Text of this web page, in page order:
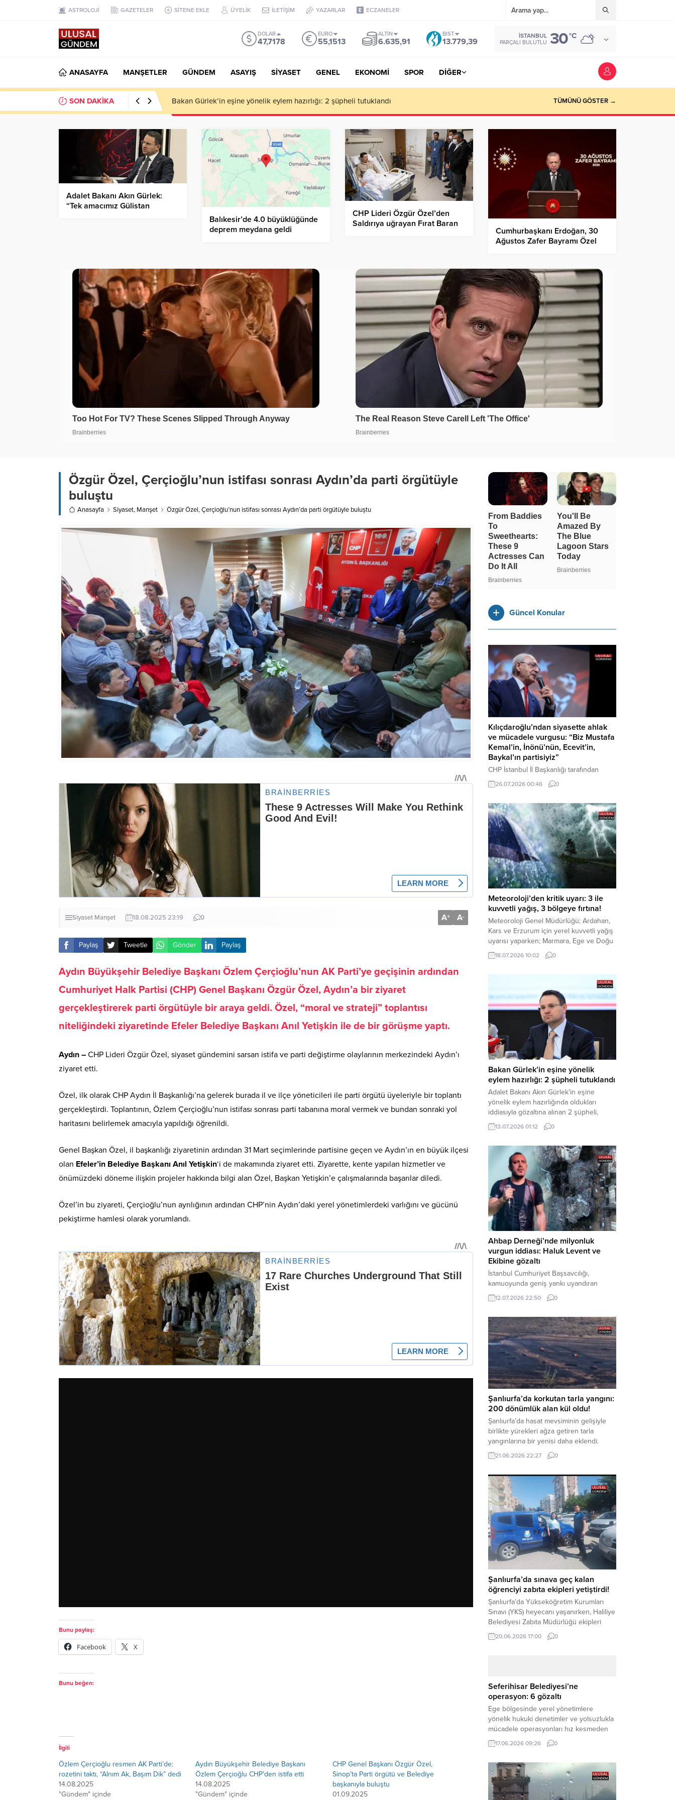
ASTROLOJİ GAZETELER SİTENE EKLE ÜYELİK İLETİŞİM YAZARLAR ECZANELER
DOLAR
47,7178
EURO
55,1513
ALTIN
6.635,91
BIST
13.779,39
İSTANBUL
PARÇALI BULUTLU 30°C
ANASAYFA MANŞETLER GÜNDEM ASAYIŞ SİYASET GENEL EKONOMİ SPOR DİĞER
SON DAKİKA Ahbap Derneği’nde milyonluk vurgun iddiası: Haluk Levent ve Ekibine gözaltı TÜMÜNÜ GÖSTER →
Adalet Bakanı Akın Gürlek:
“Tek amacımız Gülistan
Balıkesir’de 4.0 büyüklüğünde
deprem meydana geldi
CHP Lideri Özgür Özel’den
Saldırıya uğrayan Fırat Baran
Cumhurbaşkanı Erdoğan, 30
Ağustos Zafer Bayramı Özel
Özgür Özel, Çerçioğlu’nun istifası sonrası Aydın’da parti örgütüyle
buluştu
Anasayfa Siyaset, Manşet Özgür Özel, Çerçioğlu’nun istifası sonrası Aydın’da parti örgütüyle buluştu
Siyaset Manşet 18.08.2025 23:19 0 A+ A-
Paylaş Tweetle Gönder Paylaş
Aydın Büyükşehir Belediye Başkanı Özlem Çerçioğlu’nun AK Parti’ye geçişinin ardından
Cumhuriyet Halk Partisi (CHP) Genel Başkanı Özgür Özel, Aydın’a bir ziyaret
gerçekleştirerek parti örgütüyle bir araya geldi. Özel, “moral ve strateji” toplantısı
niteliğindeki ziyaretinde Efeler Belediye Başkanı Anıl Yetişkin ile de bir görüşme yaptı.
Aydın – CHP Lideri Özgür Özel, siyaset gündemini sarsan istifa ve parti değiştirme olaylarının merkezindeki Aydın’ı
ziyaret etti.
Özel, ilk olarak CHP Aydın İl Başkanlığı’na gelerek burada il ve ilçe yöneticileri ile parti örgütü üyeleriyle bir toplantı
gerçekleştirdi. Toplantının, Özlem Çerçioğlu’nun istifası sonrası parti tabanına moral vermek ve bundan sonraki yol
haritasını belirlemek amacıyla yapıldığı öğrenildi.
Genel Başkan Özel, il başkanlığı ziyaretinin ardından 31 Mart seçimlerinde partisine geçen ve Aydın’ın en büyük ilçesi
olan Efeler’in Belediye Başkanı Anıl Yetişkin‘i de makamında ziyaret etti. Ziyarette, kente yapılan hizmetler ve
önümüzdeki döneme ilişkin projeler hakkında bilgi alan Özel, Başkan Yetişkin’e çalışmalarında başarılar diledi.
Özel’in bu ziyareti, Çerçioğlu’nun ayrılığının ardından CHP’nin Aydın’daki yerel yönetimlerdeki varlığını ve gücünü
pekiştirme hamlesi olarak yorumlandı.
Bunu paylaş:
Facebook X
Bunu beğen:
İlgili
Özlem Çerçioğlu resmen AK Parti’de:
rozetini taktı, “Alnım Ak, Başım Dik” dedi
14.08.2025
"Gündem" içinde
Aydın Büyükşehir Belediye Başkanı
Özlem Çerçioğlu CHP’den istifa etti
14.08.2025
"Gündem" içinde
CHP Genel Başkanı Özgür Özel,
Sinop’ta Parti örgütü ve Belediye
başkanıyla buluştu
01.09.2025
Güncel Konular
Kılıçdaroğlu’ndan siyasette ahlak
ve mücadele vurgusu: “Biz Mustafa
Kemal’in, İnönü’nün, Ecevit’in,
Baykal’ın partisiyiz”
CHP İstanbul İl Başkanlığı tarafından
düzenlenen Üye Katılım Töreni’nde
konuşan Kemal Kılıçdaroğlu; partinin
beşli çetelerle mücadeleden Aile
Destekleri Sigortası’na kadar birçok kritik
konuda sert ve net mesajlar verdi. Haber
Merkezi – CHP Genel Başkanı Kemal
Kılıçdaroğlu, Rauf Denktaş Kültür
Merkezi’nde gerçekleştirilen ve yeni
üyelere rozetlerinin takıldığı...
26.07.2026 00:46 0
Meteoroloji’den kritik uyarı: 3 ile
kuvvetli yağış, 3 bölgeye fırtına!
Meteoroloji Genel Müdürlüğü; Ardahan,
Kars ve Erzurum için yerel kuvvetli yağış
uyarısı yaparken; Marmara, Ege ve Doğu
Anadolu’nun belirli kesimlerinde ise
saatte 60 kilometre hıza ulaşabilecek
tedbirli olmaya çağırdı. Haber Merkezi –
Çevre, Şehircilik ve İklim Değişikliği
Bakanlığı Meteoroloji Genel Müdürlüğü,
ülke genelini kapsayan son hava...
18.07.2026 10:02 0
Bakan Gürlek’in eşine yönelik
eylem hazırlığı: 2 şüpheli tutuklandı
Adalet Bakanı Akın Gürlek’in eşine
yönelik eylem hazırlığında oldukları
iddiasıyla gözaltına alınan 2 şüpheli,
çıkarıldıkları mahkemece tutuklanarak
cezaevine gönderildi. Haber Merkezi –
tarafından yürütülen geniş kapsamlı
soruşturma çerçevesinde gözaltına
alınan şüphelilerin emniyetteki işlemleri
tamamlandı. Güvenlik birimlerindeki
sorgularının ardından yoğun güvenlik
önlemleri altında adliyeye sevk edilen
U.Y. ve...
13.07.2026 01:12 0
Ahbap Derneği’nde milyonluk
vurgun iddiası: Haluk Levent ve
Ekibine gözaltı
İstanbul Cumhuriyet Başsavcılığı,
kamuoyunda geniş yankı uyandıran
Ahbap Derneği’ne yönelik kapsamlı bir
soruşturma başlattığını ve Dernek
şüphelilerin gözaltına alındığını açıkladı.
Yürütülen tahkikatın “Dernekler
Kanunu’na muhalefet”, “suçtan
kaynaklanan mal varlığı değerlerini
aklama” ve “örgüt” suçlamaları
kapsamında derinleştirildiği bildirildi.
Haber Merkezi – Soruşturmanın
odağında, özellikle 6 Şubat...
12.07.2026 22:50 0
Şanlıurfa’da korkutan tarla yangını:
200 dönümlük alan kül oldu!
Şanlıurfa’da hasat mevsiminin gelişiyle
birlikte yürekleri ağza getiren tarla
yangınlarına bir yenisi daha eklendi.
Hilvan ilçesinde çıkan yangında, 50
dönümü biçilmemiş buğday olmak üzere
teslim olarak küle döndü. Haber Merkezi
– Yangın, Şanlıurfa’nın Hilvan ilçesine
bağlı Agilmuz köyünde meydana geldi.
Edinilen bilgilere göre, henüz
belirlenemeyen...
21.06.2026 22:27 0
Şanlıurfa’da sınava geç kalan
öğrenciyi zabıta ekipleri yetiştirdi!
Şanlıurfa’da Yükseköğretim Kurumları
Sınavı (YKS) heyecanı yaşanırken, Haliliye
Belediyesi Zabıta Müdürlüğü ekipleri
geleceğini belirleyecek sınava geç kalma
tehlikesiyle karşı karşıya kalan bir
yolunu tutan binlerce aday arasında,
sınav yerine zamanında ulaşamayan bir
öğrenci büyük bir panik yaşadı....
20.06.2026 17:00 0
Seferihisar Belediyesi’ne
operasyon: 6 gözaltı
Ege bölgesinde yerel yönetimlere
yönelik hukuki denetimler ve yolsuzlukla
mücadele operasyonları hız kesmeden
devam ediyor. İzmir’in turistik ilçelerinden
Seferihisar Belediyesi, sabah saatlerinde
operasyonuyla sarsıldı. Haber Merkezi –
İzmir Cumhuriyet Başsavcılığı
koordinesinde yürütülen geniş kapsamlı
17.06.2026 09:26 0